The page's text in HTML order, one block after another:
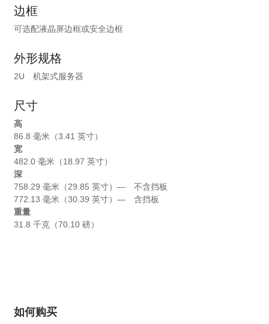
边框
可选配液晶屏边框或安全边框
外形规格
2U 机架式服务器
尺寸
高
86.8 毫米（3.41 英寸）
宽
482.0 毫米（18.97 英寸）
深
758.29 毫米（29.85 英寸）— 不含挡板
772.13 毫米（30.39 英寸）— 含挡板
重量
31.8 千克（70.10 磅）
如何购买